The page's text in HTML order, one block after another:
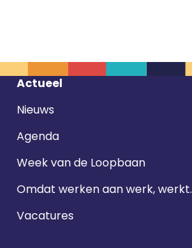
Footer
Actueel
Nieuws
Agenda
Week van de Loopbaan
Omdat werken aan werk, werkt.
Vacatures